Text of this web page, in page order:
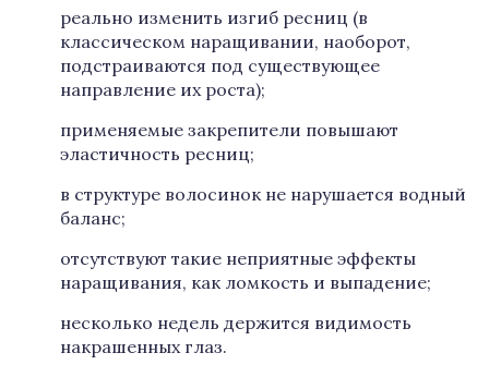
реально изменить изгиб ресниц (в
классическом наращивании, наоборот,
подстраиваются под существующее
направление их роста);
применяемые закрепители повышают
эластичность ресниц;
в структуре волосинок не нарушается водный
баланс;
отсутствуют такие неприятные эффекты
наращивания, как ломкость и выпадение;
несколько недель держится видимость
накрашенных глаз.